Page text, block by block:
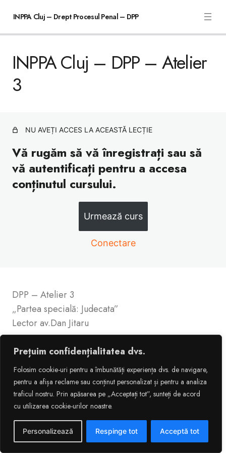
Prețuim confidențialitatea dvs.
Folosim cookie-uri pentru a îmbunătăți experiența dvs. de navigare,
pentru a afișa reclame sau conținut personalizat și pentru a analiza
traficul nostru. Prin apăsarea pe „Acceptați tot”, sunteți de acord
cu utilizarea cookie-urilor noastre.
Personalizează Respinge tot Acceptă tot
INPPA Cluj – Drept Procesul Penal – DPP
INPPA Cluj – DPP – Atelier 1
INPPA Cluj – DPP – Atelier
3
NU AVEȚI ACCES LA ACEASTĂ LECȚIE
Vă rugăm să vă înregistrați sau să
vă autentificați pentru a accesa
conținutul cursului.
Urmează curs
Conectare
DPP – Atelier 3
„Partea specială: Judecata”
Lector av.Dan Jitaru
Previous Next